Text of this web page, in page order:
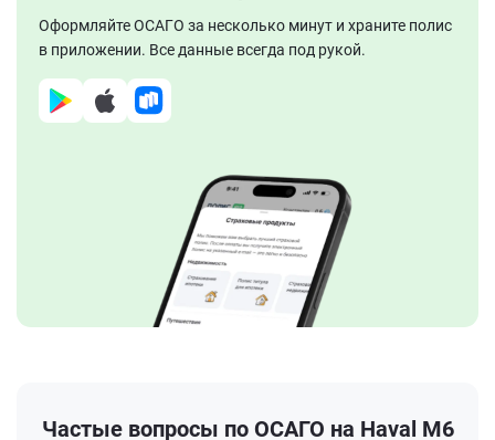
Оформляйте ОСАГО за несколько минут и храните полис
в приложении. Все данные всегда под рукой.
Частые вопросы по ОСАГО на Haval M6